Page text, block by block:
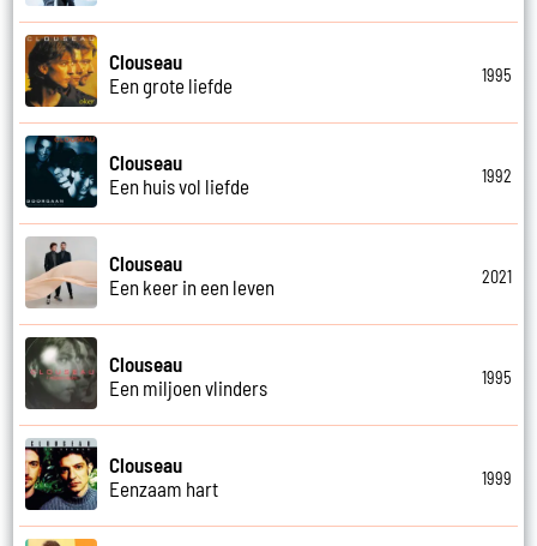
Clouseau
Een grote liefde
1995
Clouseau
Een huis vol liefde
1992
Clouseau
Een keer in een leven
2021
Clouseau
Een miljoen vlinders
1995
Clouseau
Eenzaam hart
1999